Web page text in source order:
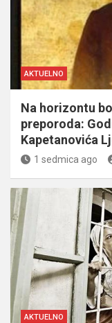
AKTUELNO
Na horizontu
preporoda:
Kapetanovića
1 sedmica ago
AKTUELNO